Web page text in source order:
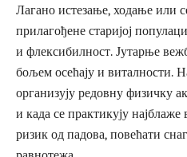
Лагано истезање, ходање или
прилагођене старијој
и флексибилност. Јутарње
бољем осећају и виталности.
организују редовну физичку
и када се практикују
ризик од падова, повећати